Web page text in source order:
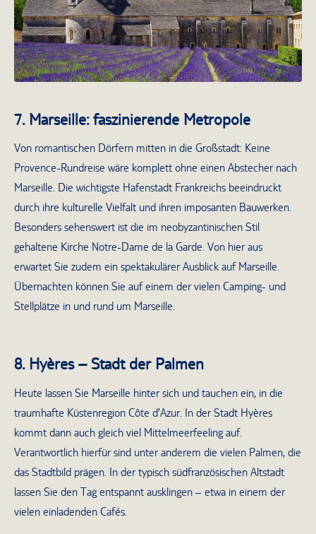
Kloster Notre-Dame de Sénanque
7. Marseille: faszinierende Metropole
Von romantischen Dörfern mitten in die Großstadt: Keine
Provence-Rundreise wäre komplett ohne einen Abstecher nach
Marseille. Die wichtigste Hafenstadt Frankreichs beeindruckt
durch ihre kulturelle Vielfalt und ihren imposanten Bauwerken.
Besonders sehenswert ist die im neobyzantinischen Stil
gehaltene Kirche Notre-Dame de la Garde. Von hier aus
erwartet Sie zudem ein spektakulärer Ausblick auf Marseille.
Übernachten können Sie auf einem der vielen Camping- und
Stellplätze in und rund um Marseille.
8. Hyères – Stadt der Palmen
Heute lassen Sie Marseille hinter sich und tauchen ein, in die
traumhafte Küstenregion Côte d’Azur. In der Stadt Hyères
kommt dann auch gleich viel Mittelmeerfeeling auf.
Verantwortlich hierfür sind unter anderem die vielen Palmen, die
das Stadtbild prägen. In der typisch südfranzösischen Altstadt
lassen Sie den Tag entspannt ausklingen – etwa in einem der
vielen einladenden Cafés.